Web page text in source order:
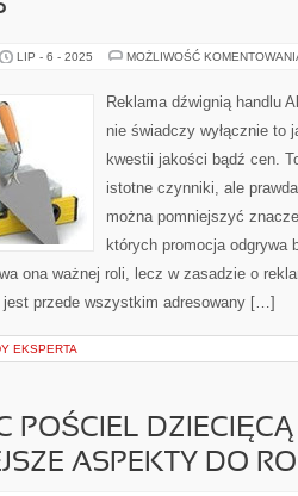
LIP - 6 - 2025 MOŻLIWOŚĆ
Reklama dźwignią handlu
nie świadczy wyłącznie to
kwestii jakości bądź cen.
istotne czynniki, ale
można pomniejszyć
których promocja odgrywa
ona ważnej roli, lecz w zasadzie o
jest przede wszystkim adresowany […]
EKSPERTA
POŚCIEL DZIECIĘCĄ
ASPEKTY DO